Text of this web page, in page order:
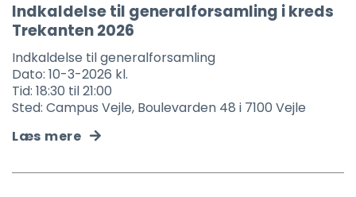
Indkaldelse til generalforsamling i kreds
Trekanten 2026
Indkaldelse til generalforsamling
Dato: 10-3-2026 kl.
Tid: 18:30 til 21:00
Sted: Campus Vejle, Boulevarden 48 i 7100 Vejle
Læs mere